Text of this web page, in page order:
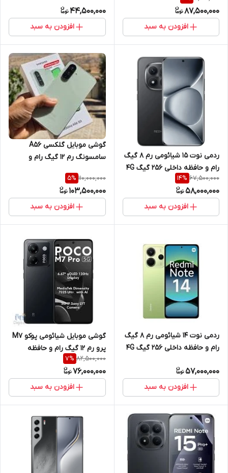
87,500,000
افزودن به سبد
44,500,000
افزودن به سبد
ردمی نوت 15 شیائومی رم 8 گیگ
رام و حافظه داخلی 256 گیگ 4G
67,500,000
14%
58,000,000
افزودن به سبد
گوشی موبایل گلکسی A56
سامسونگ رم 12 گیگ رام و
110,000,000
5%
103,500,000
افزودن به سبد
ردمی نوت 14 شیائومی رم 8 گیگ
رام و حافظه داخلی 256 گیگ 4G
57,000,000
افزودن به سبد
گوشی موبایل شیائومی پوکو M7
پرو رم 12 گیگ رام و حافظه
داخلی 512 گیگ 5G
82,500,000
7%
76,000,000
افزودن به سبد